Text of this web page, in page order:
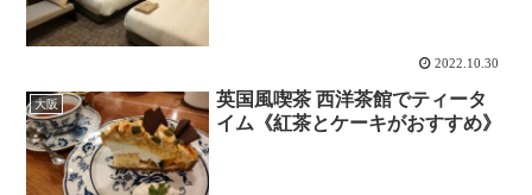
2022.10.30
大阪
英国風喫茶 西洋茶館でティータ
イム《紅茶とケーキがおすすめ》